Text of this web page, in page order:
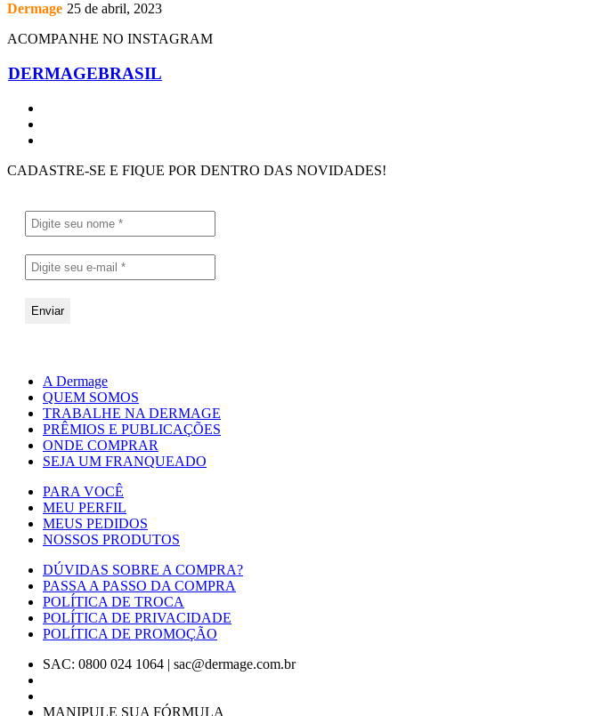
Dermage 25 de abril, 2023
ACOMPANHE NO INSTAGRAM
DERMAGEBRASIL
CADASTRE-SE E FIQUE POR DENTRO DAS NOVIDADES!
A Dermage
QUEM SOMOS
TRABALHE NA DERMAGE
PRÊMIOS E PUBLICAÇÕES
ONDE COMPRAR
SEJA UM FRANQUEADO
PARA VOCÊ
MEU PERFIL
MEUS PEDIDOS
NOSSOS PRODUTOS
DÚVIDAS SOBRE A COMPRA?
PASSA A PASSO DA COMPRA
POLÍTICA DE TROCA
POLÍTICA DE PRIVACIDADE
POLÍTICA DE PROMOÇÃO
SAC: 0800 024 1064 | sac@dermage.com.br
MANIPULE SUA FÓRMULA